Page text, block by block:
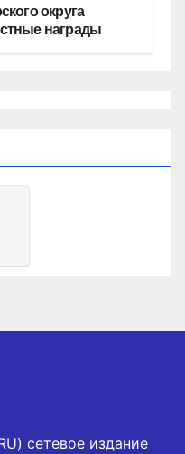
округа
награды
сетевое издание